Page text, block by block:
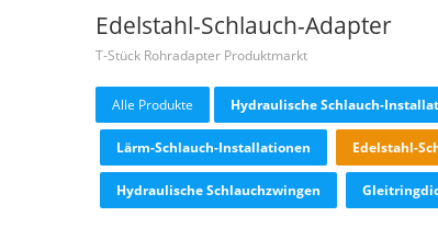
Edelstahl-Schlauch-Adapter
T-Stück Rohradapter Produktmarkt
Alle Produkte Hydraulische Schlauch-
Lärm-Schlauch-Installationen Edelstahl-
Hydraulische Schlauchzwingen